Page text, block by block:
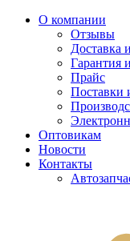
О компании
Отзывы
Доставка
Гарантия
Прайс
Поставки
Оптовикам
Новости
Контакты